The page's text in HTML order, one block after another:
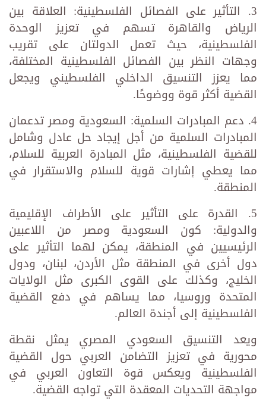
3. التأثير على الفصائل الفلسطينية: العلاقة بين
الرياض والقاهرة تسهم في تعزيز الوحدة
الفلسطينية، حيث تعمل الدولتان على تقريب
وجهات النظر بين الفصائل الفلسطينية المختلفة،
مما يعزز التنسيق الداخلي الفلسطيني ويجعل
القضية أكثر قوة ووضوحًا.
4. دعم المبادرات السلمية: السعودية ومصر تدعمان
المبادرات السلمية من أجل إيجاد حل عادل وشامل
للقضية الفلسطينية، مثل المبادرة العربية للسلام،
مما يعطي إشارات قوية للسلام والاستقرار في
المنطقة.
5. القدرة على التأثير على الأطراف الإقليمية
والدولية: كون السعودية ومصر من اللاعبين
الرئيسيين في المنطقة، يمكن لهما التأثير على
دول أخرى في المنطقة مثل الأردن، لبنان، ودول
الخليج، وكذلك على القوى الكبرى مثل الولايات
المتحدة وروسيا، مما يساهم في دفع القضية
الفلسطينية إلى أجندة العالم.
ويعد التنسيق السعودي المصري يمثل نقطة
محورية في تعزيز التضامن العربي حول القضية
الفلسطينية ويعكس قوة التعاون العربي في
مواجهة التحديات المعقدة التي تواجه القضية.